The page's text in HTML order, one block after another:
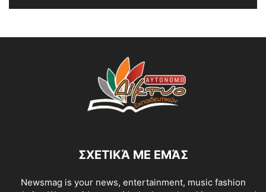
ΣΧΕΤΙΚΆ ΜΕ ΕΜΆΣ
Newsmag is your news, entertainment, music fashion